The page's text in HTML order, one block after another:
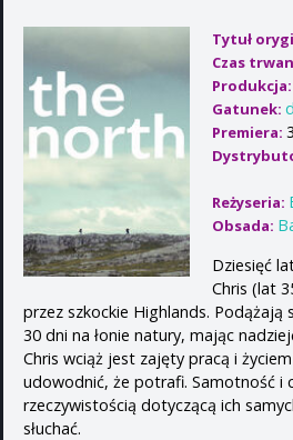
Tytuł
Czas
Produkcja:
Gatunek:
Premiera:
Reżyseria:
Obsada:
Dziesięć
Chris (lat
przez szkockie Highlands. Podążają
30 dni na łonie natury, mając
Chris wciąż jest zajęty pracą i
udowodnić, że potrafi. Samotność i
rzeczywistością dotyczącą ich
słuchać.